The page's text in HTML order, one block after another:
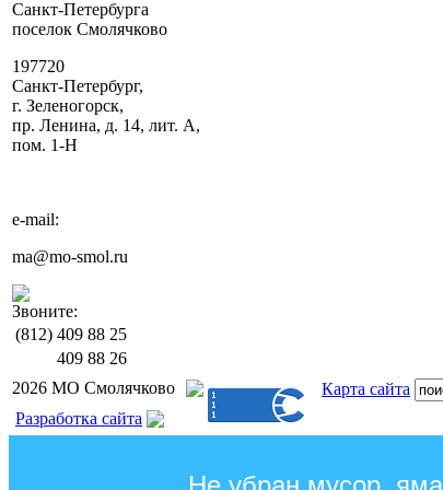
Санкт-Петербурга
поселок Смолячково
197720
Санкт-Петербург,
г. Зеленогорск,
пр. Ленина, д. 14, лит. А,
пом. 1-Н
e-mail:
ma@mo-smol.ru
Звоните:
(812) 409 88 25
409 88 26
2026 МО Смолячково
Карта сайта
Разработка сайта